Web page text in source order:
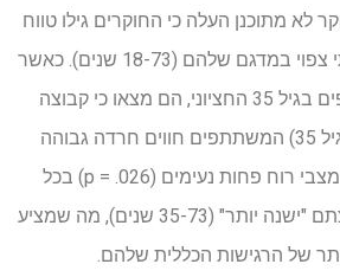
לא מתוכנן העלה כי החוקרים גילו טווח
גילאים רחב באופן בלתי צפוי במדגם שלהם (18-73 שנים). כאשר
הם חילקו את המשתתפים בגיל 35 החציוני, הם מצאו כי קבוצה
"צעירה יותר" (מתחת לגיל 35) המשתתפים חווים חרדה גבוהה
משמעותית (p = .011) ומצבי רוח פחות נעימים (p = .026) בכל
רחבי הלוח מאשר קבוצתם "ישנה יותר" (35-73 שנים), מה שמציע
של הרגישות הכללית שלהם.